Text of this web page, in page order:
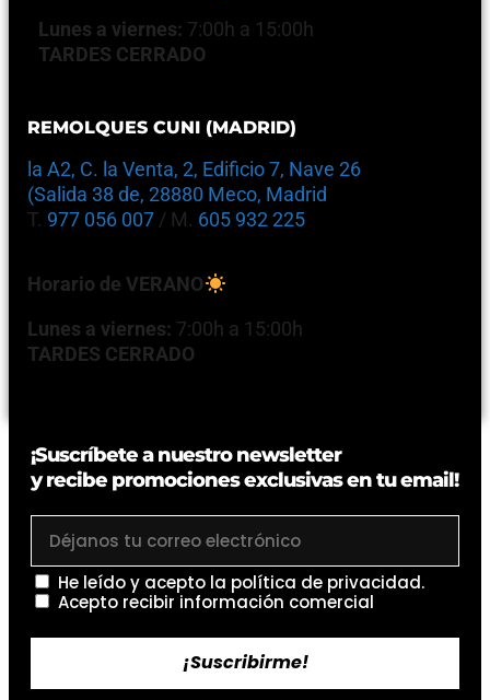
Lunes a viernes: 7:00h a 15:00h
TARDES CERRADO
REMOLQUES CUNI (MADRID)
la A2, C. la Venta, 2, Edificio 7, Nave 26
(Salida 38 de, 28880 Meco, Madrid
T. 977 056 007 / M. 605 932 225
Horario de VERANO
Lunes a viernes: 7:00h a 15:00h
TARDES CERRADO
¡Suscríbete a nuestro newsletter
y recibe promociones exclusivas en tu email!
He leído y acepto la política de privacidad.
Acepto recibir información comercial
¡Suscribirme!